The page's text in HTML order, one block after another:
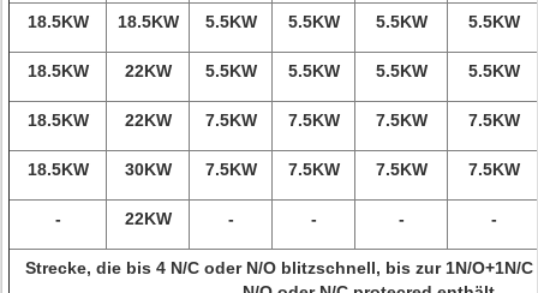
18.5KW 18.5KW 5.5KW 5.5KW 5.5KW 5.5KW
18.5KW 22KW 5.5KW 5.5KW 5.5KW 5.5KW
18.5KW 22KW 7.5KW 7.5KW 7.5KW 7.5KW
18.5KW 30KW 7.5KW 7.5KW 7.5KW 7.5KW
- 22KW - - - -
Strecke, die bis 4 N/C oder N/O blitzschnell, bis zur 1N/O+1N/